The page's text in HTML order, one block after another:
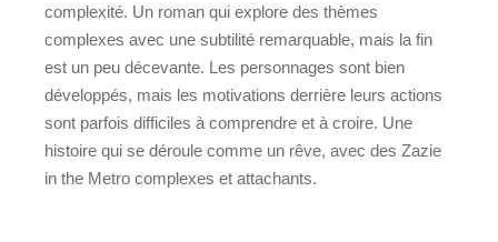
complexité. Un roman qui explore des thèmes
complexes avec une subtilité remarquable, mais la fin
est un peu décevante. Les personnages sont bien
développés, mais les motivations derrière leurs actions
sont parfois difficiles à comprendre et à croire. Une
histoire qui se déroule comme un rêve, avec des Zazie
in the Metro complexes et attachants.